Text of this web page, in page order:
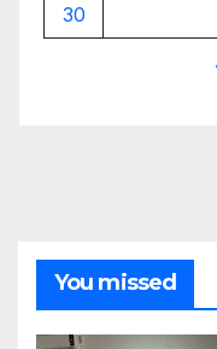
30
You missed